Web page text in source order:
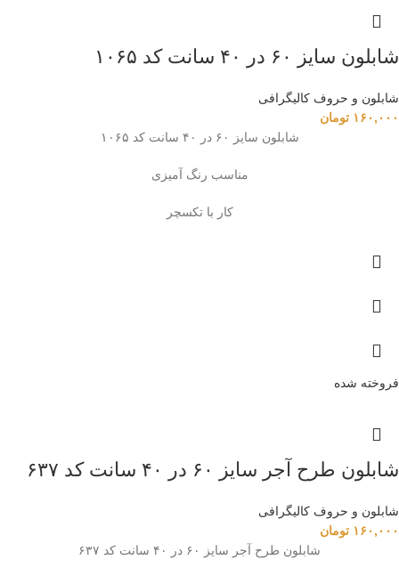
شابلون سایز ۶۰ در ۴۰ سانت کد ۱۰۶۵
شابلون و حروف کالیگرافی
۱۶۰,۰۰۰ تومان
شابلون سایز ۶۰ در ۴۰ سانت کد ۱۰۶۵
مناسب رنگ آمیزی
کار با تکسچر
فروخته شده
شابلون طرح آجر سایز ۶۰ در ۴۰ سانت کد ۶۳۷
شابلون و حروف کالیگرافی
۱۶۰,۰۰۰ تومان
شابلون طرح آجر سایز ۶۰ در ۴۰ سانت کد ۶۳۷